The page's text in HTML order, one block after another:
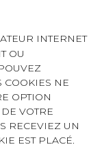
INTERNET
OU
COOKIES NE
OPTION
VOTRE
RECEVIEZ UN
EST PLACÉ.